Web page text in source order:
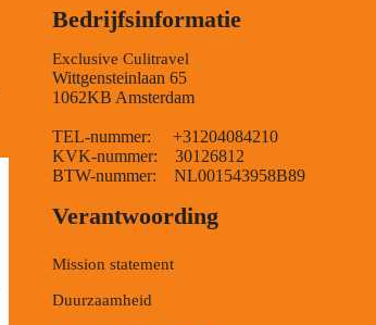
Bedrijfsinformatie
Exclusive Culitravel
Wittgensteinlaan 65
1062KB Amsterdam
TEL-nummer: +31204084210
KVK-nummer: 30126812
BTW-nummer: NL001543958B89
Verantwoording
Mission statement
Duurzaamheid